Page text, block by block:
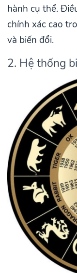
hành cụ thể.
chính xác cao
và biến đổi.
2. Hệ thống